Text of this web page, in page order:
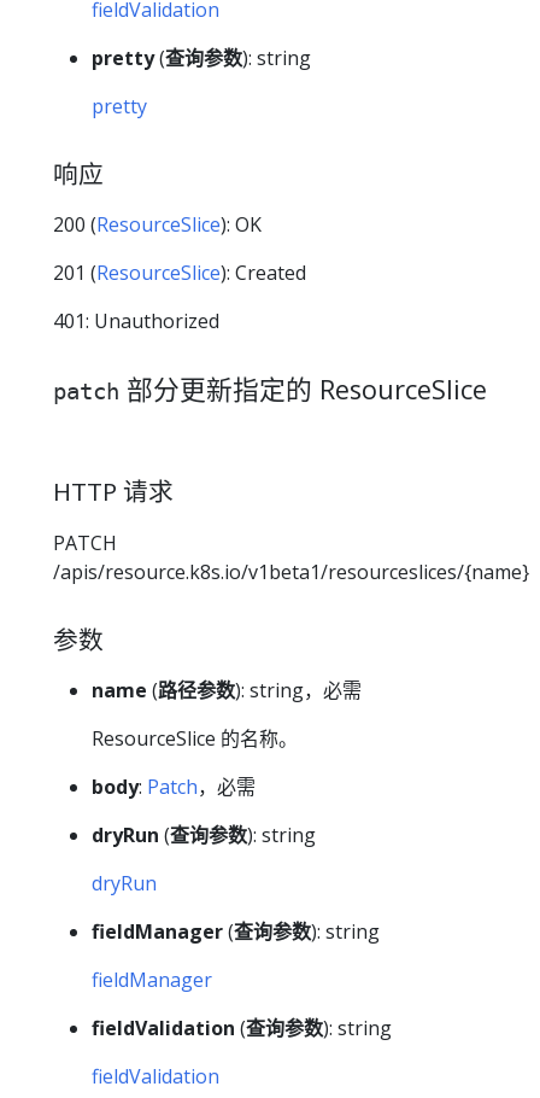
fieldValidation
pretty(查询参数): string
pretty
响应
200 (ResourceSlice): OK
201 (ResourceSlice): Created
401: Unauthorized
patch 部分更新指定的 ResourceSlice
HTTP 请求
PATCH
/apis/resource.k8s.io/v1beta1/resourceslices/{name}
参数
name (路径参数): string，必需
ResourceSlice 的名称。
body: Patch，必需
dryRun (查询参数): string
dryRun
fieldManager(查询参数): string
fieldManager
fieldValidation (查询参数): string
fieldValidation